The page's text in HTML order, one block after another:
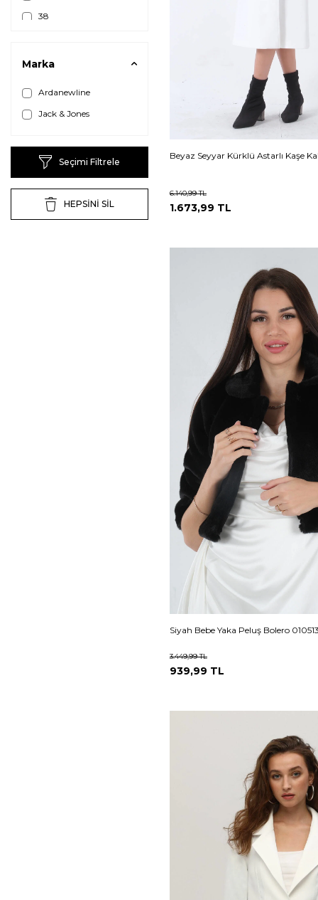
38
42
Marka
Ardanewline
Jack & Jones
Seçimi Filtrele
HEPSİNİ SİL
Beyaz Seyyar Kürklü Astarlı Kaşe
6.140,99TL
1.673,99 TL
Siyah Bebe Yaka Peluş Bolero
3.449,99TL
939,99 TL